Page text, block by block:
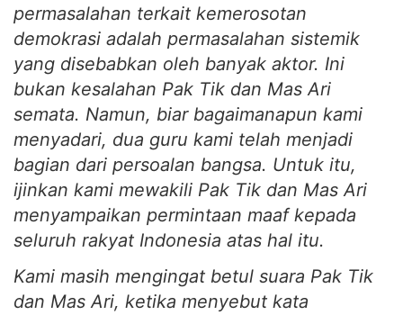
permasalahan terkait kemerosotan
demokrasi adalah permasalahan sistemik
yang disebabkan oleh banyak aktor. Ini
bukan kesalahan Pak Tik dan Mas Ari
semata. Namun, biar bagaimanapun kami
menyadari, dua guru kami telah menjadi
bagian dari persoalan bangsa. Untuk itu,
ijinkan kami mewakili Pak Tik dan Mas Ari
menyampaikan permintaan maaf kepada
seluruh rakyat Indonesia atas hal itu.
Kami masih mengingat betul suara Pak Tik
dan Mas Ari, ketika menyebut kata